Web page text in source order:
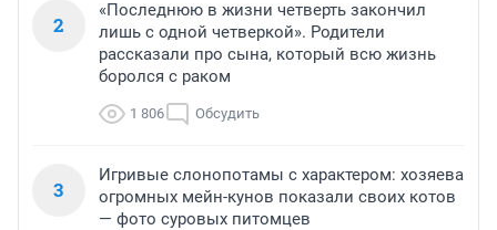
2
«Последнюю в жизни четверть закончил
лишь с одной четверкой». Родители
рассказали про сына, который всю жизнь
боролся с раком
1 806 Обсудить
3
Игривые слонопотамы с характером: хозяева
огромных мейн-кунов показали своих котов
— фото суровых питомцев